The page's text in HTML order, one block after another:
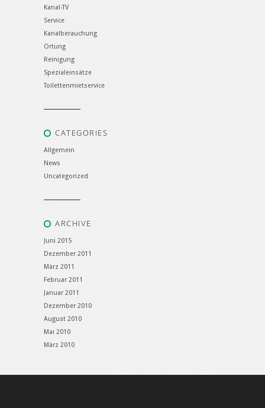
Kanal-TV
Service
Kanalberauchung
Ortung
Reinigung
Spezialeinsätze
Toilettenmietservice
CATEGORIES
Allgemein
News
Uncategorized
ARCHIVE
Juni 2015
Dezember 2011
März 2011
Februar 2011
Januar 2011
Dezember 2010
August 2010
Mai 2010
März 2010